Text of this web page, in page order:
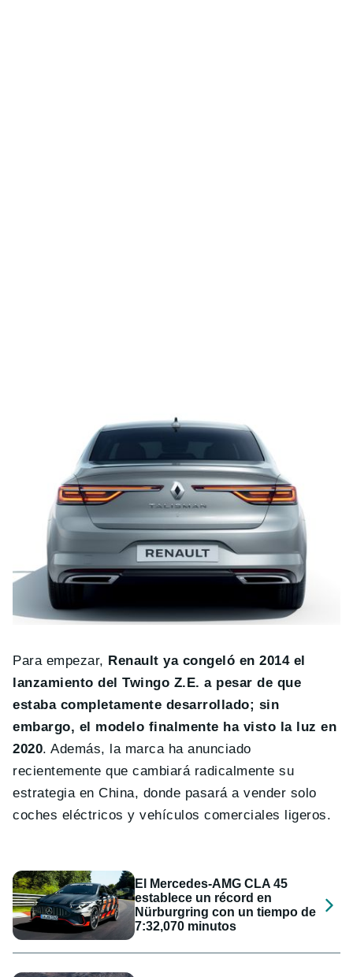
Para empezar, Renault ya congeló en 2014 el
lanzamiento del Twingo Z.E. a pesar de que
estaba completamente desarrollado; sin
embargo, el modelo finalmente ha visto la luz en
2020. Además, la marca ha anunciado
recientemente que cambiará radicalmente su
estrategia en China, donde pasará a vender solo
coches eléctricos y vehículos comerciales ligeros.
El Mercedes-AMG CLA 45
establece un récord en
Nürburgring con un tiempo de
7:32,070 minutos